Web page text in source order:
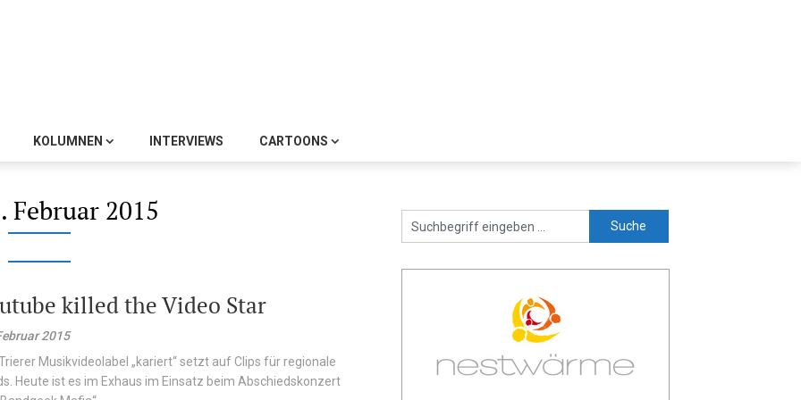
KOLUMNEN INTERVIEWS CARTOONS
Februar 2015
killed the Video Star
2015
Musikvideolabel „kariert“ setzt auf Clips für regionale
Heute ist es im Exhaus im Einsatz beim Abschiedskonzert